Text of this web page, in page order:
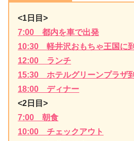
<1日目>
7:00 都内を車で出発
10:30 軽井沢おもちゃ王国に
12:00 ランチ
15:30 ホテルグリーンプラザ
18:00 ディナー
<2日目>
7:00 朝食
10:00 チェックアウト